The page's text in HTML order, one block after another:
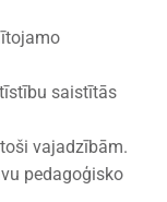
saistītās
vajadzībām.
pedagoģisko